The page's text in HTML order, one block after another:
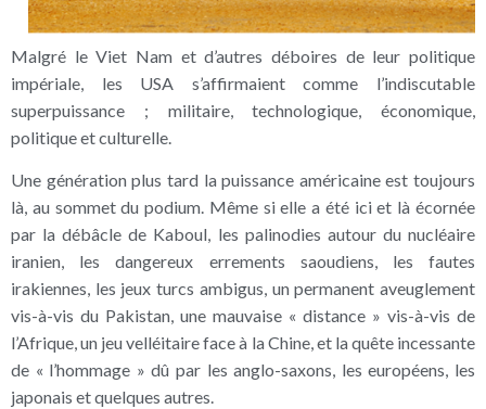
Malgré le Viet Nam et d’autres déboires de leur politique
impériale, les USA s’affirmaient comme l’indiscutable
superpuissance ; militaire, technologique, économique,
politique et culturelle.
Une génération plus tard la puissance américaine est toujours
là, au sommet du podium. Même si elle a été ici et là écornée
par la débâcle de Kaboul, les palinodies autour du nucléaire
iranien, les dangereux errements saoudiens, les fautes
irakiennes, les jeux turcs ambigus, un permanent aveuglement
vis-à-vis du Pakistan, une mauvaise « distance » vis-à-vis de
l’Afrique, un jeu velléitaire face à la Chine, et la quête incessante
de « l’hommage » dû par les anglo-saxons, les européens, les
japonais et quelques autres.